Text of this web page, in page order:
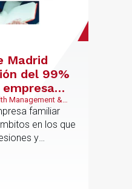
Madrid
del 99%
que
familiar
Management &
familiar
en los que
y